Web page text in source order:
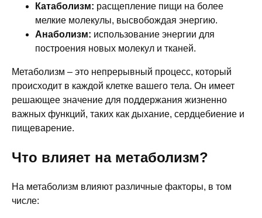
Катаболизм: расщепление пищи на более
мелкие молекулы, высвобождая энергию.
Анаболизм: использование энергии для
построения новых молекул и тканей.
Метаболизм – это непрерывный процесс, который
происходит в каждой клетке вашего тела. Он имеет
решающее значение для поддержания жизненно
важных функций, таких как дыхание, сердцебиение и
пищеварение.
Что влияет на метаболизм?
На метаболизм влияют различные факторы, в том
числе: